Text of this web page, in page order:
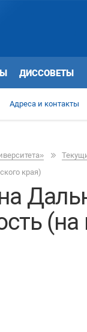
ДИССОВЕТЫ
Адреса и контакты
края)